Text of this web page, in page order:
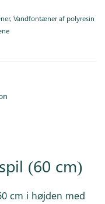
, Vandfontæner af polyresin
(60 cm)
cm i højden med